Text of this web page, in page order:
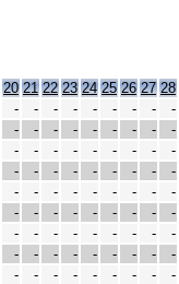
20 21 22 23 24 25 26 27 28
- - - - - - - - -
- - - - - - - - -
- - - - - - - - -
- - - - - - - - -
- - - - - - - - -
- - - - - - - - -
- - - - - - - - -
- - - - - - - - -
- - - - - - - - -